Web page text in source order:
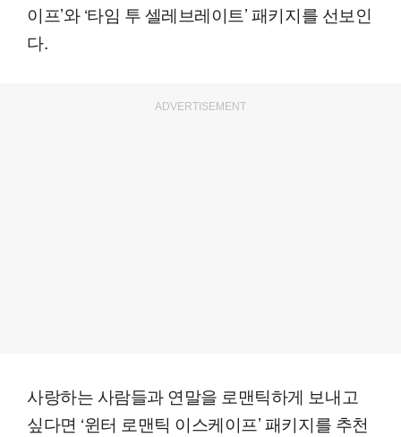
이프’와 ‘타임 투 셀레브레이트’ 패키지를 선보인
다.
ADVERTISEMENT
사랑하는 사람들과 연말을 로맨틱하게 보내고
싶다면 ‘윈터 로맨틱 이스케이프’ 패키지를 추천